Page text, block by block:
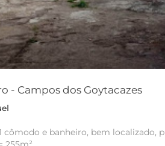
Terreno no Centro - Campos dos Goytacazes
cômodo e banheiro, bem localizado,